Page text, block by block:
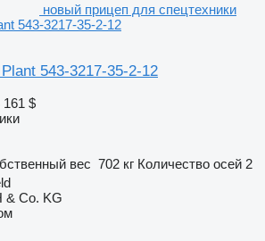
новый прицеп для спецтехники
543-3217-35-2-12
543-3217-35-2-12
161 $
вес 702 кг Количество осей 2
& Co. KG